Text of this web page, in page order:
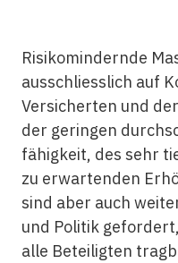
Risikomindernde
ausschliesslich auf
Versicherten und
der geringen
fähigkeit, des sehr
zu erwartenden
sind aber auch
und Politik
alle Beteiligten